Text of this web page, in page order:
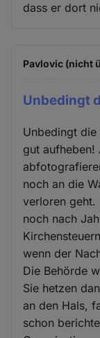
dass er dort
Pavlovic (nicht
Unbedingt
Unbedingt die
gut aufheben!
noch an die
verloren geht.
noch nach
wenn der
Die Behörde
Sie hetzen
an den Hals,
schon